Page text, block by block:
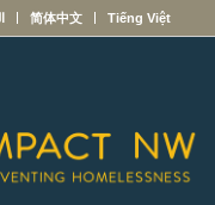
简体中文 Tiếng Việt